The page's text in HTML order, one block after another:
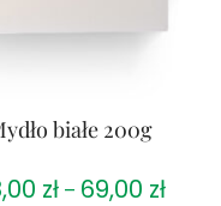
białe 200g
zł – 69,00 zł